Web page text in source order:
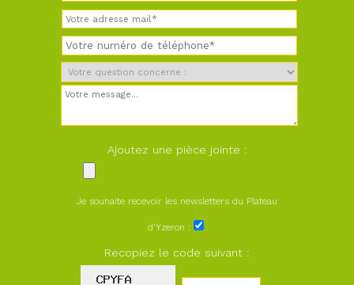
Ajoutez une pièce jointe :
Je souhaite recevoir les newsletters du Plateau
d'Yzeron :
Recopiez le code suivant :